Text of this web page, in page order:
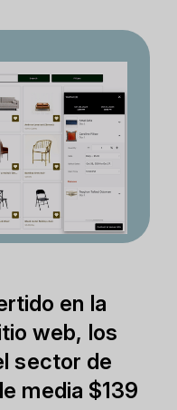
en la
web, los
sector de
media $139